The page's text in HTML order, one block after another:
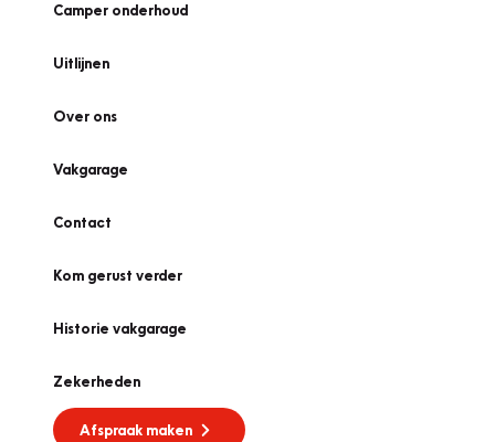
Camper onderhoud
Uitlijnen
Over ons
Vakgarage
Contact
Kom gerust verder
Historie vakgarage
Zekerheden
Afspraak maken